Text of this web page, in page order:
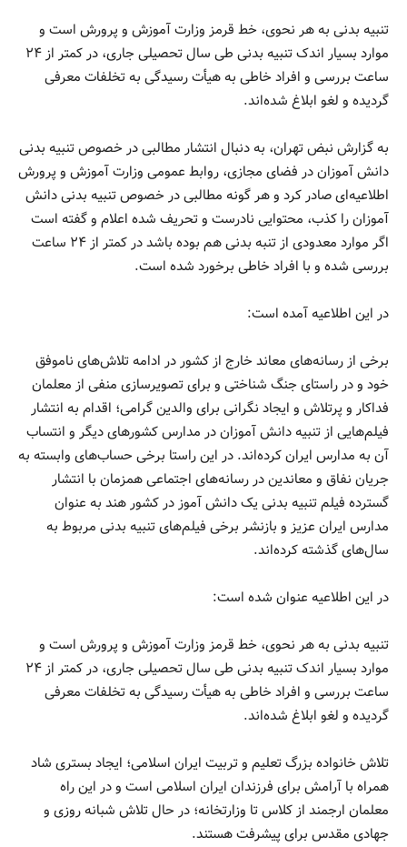
تنبیه بدنی به هر نحوی، خط قرمز وزارت آموزش و پرورش است و
موارد بسیار اندک تنبیه بدنی طی سال تحصیلی جاری، در کمتر از ۲۴
ساعت بررسی و افراد خاطی به هیأت رسیدگی به تخلفات معرفی
گردیده و لغو ابلاغ شده‌اند.
به گزارش نبض تهران، به دنبال انتشار مطالبی در خصوص تنبیه بدنی
دانش آموزان در فضای مجازی، روابط عمومی وزارت آموزش و پرورش
اطلاعیه‌ای صادر کرد و هر گونه مطالبی در خصوص تنبیه بدنی دانش
آموزان را کذب، محتوایی نادرست و تحریف شده اعلام و گفته است
اگر موارد معدودی از تنبه بدنی هم بوده باشد در کمتر از ۲۴ ساعت
بررسی شده و با افراد خاطی برخورد شده است.
در این اطلاعیه آمده است:
برخی از رسانه‌های معاند خارج از کشور در ادامه تلاش‌های ناموفق
خود و در راستای جنگ شناختی و برای تصویرسازی منفی از معلمان
فداکار و پرتلاش و ایجاد نگرانی برای والدین گرامی؛ اقدام به انتشار
فیلم‌هایی از تنبیه دانش آموزان در مدارس کشورهای دیگر و انتساب
آن به مدارس ایران کرده‌اند. در این راستا برخی حساب‌های وابسته به
جریان نفاق و معاندین در رسانه‌های اجتماعی همزمان با انتشار
گسترده فیلم تنبیه بدنی یک دانش آموز در کشور هند به عنوان
مدارس ایران عزیز و بازنشر برخی فیلم‌های تنبیه بدنی مربوط به
سال‌های گذشته کرده‌اند.
در این اطلاعیه عنوان شده است:
تنبیه بدنی به هر نحوی، خط قرمز وزارت آموزش و پرورش است و
موارد بسیار اندک تنبیه بدنی طی سال تحصیلی جاری، در کمتر از ۲۴
ساعت بررسی و افراد خاطی به هیأت رسیدگی به تخلفات معرفی
گردیده و لغو ابلاغ شده‌اند.
تلاش خانواده بزرگ تعلیم و تربیت ایران اسلامی؛ ایجاد بستری شاد
همراه با آرامش برای فرزندان ایران اسلامی است و در این راه
معلمان ارجمند از کلاس تا وزارتخانه؛ در حال تلاش شبانه روزی و
جهادی مقدس برای پیشرفت هستند.